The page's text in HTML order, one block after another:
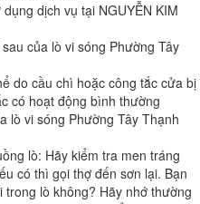
dịch vụ tại NGUYỄN KIM
của lò vi sóng Phường Tây
do cầu chì hoặc công tắc cửa bị
có hoạt động bình thường
lò vi sóng Phường Tây Thạnh
lò: Hãy kiểm tra men tráng
có thì gọi thợ đến sơn lại. Bạn
lò không? Hãy nhớ thường